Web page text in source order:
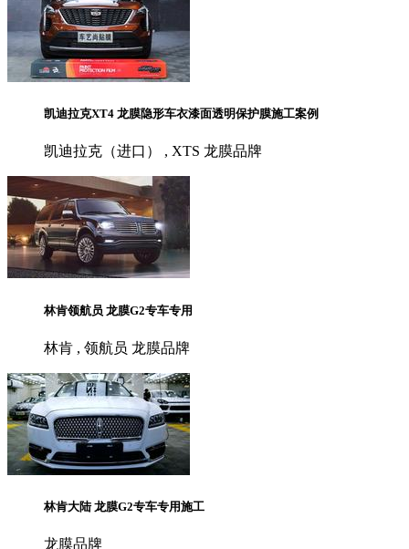
凯迪拉克XT4 龙膜隐形车衣漆面透明保护膜施工案例
凯迪拉克（进口） , XTS 龙膜品牌
林肯领航员 龙膜G2专车专用
林肯 , 领航员 龙膜品牌
林肯大陆 龙膜G2专车专用施工
龙膜品牌